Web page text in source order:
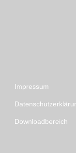
Impressum
Downloadbereich